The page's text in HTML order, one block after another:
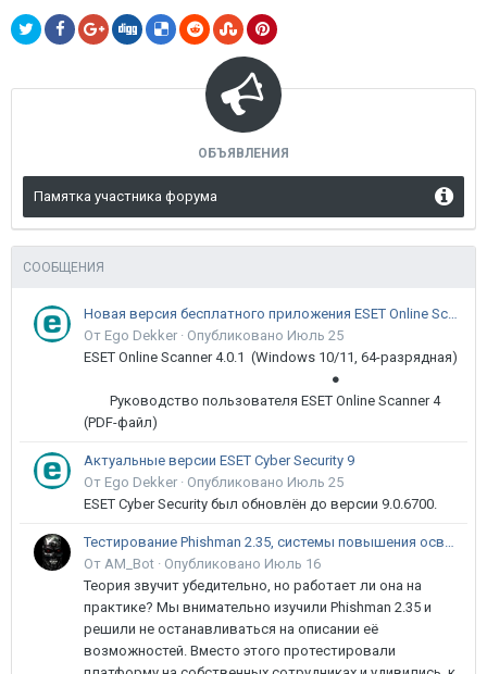
ОБЪЯВЛЕНИЯ
Памятка участника форума
СООБЩЕНИЯ
Новая версия бесплатного приложения ESET Online Scanner доступна пользователям
От Ego Dekker · Опубликовано Июль 25
ESET Online Scanner 4.0.1 (Windows 10/11, 64-разрядная)
●
Руководство пользователя ESET Online Scanner 4
(PDF-файл)
Актуальные версии ESET Cyber Security 9
От Ego Dekker · Опубликовано Июль 25
ESET Cyber Security был обновлён до версии 9.0.6700.
Тестирование Phishman 2.35, системы повышения осведомлённости пользователей в сфере ИБ
От AM_Bot · Опубликовано Июль 16
Теория звучит убедительно, но работает ли она на
практике? Мы внимательно изучили Phishman 2.35 и
решили не останавливаться на описании её
возможностей. Вместо этого протестировали